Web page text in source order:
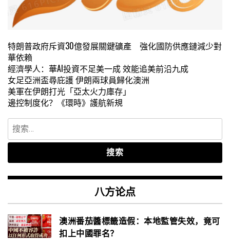
特朗普政府斥資30億發展關鍵礦產 強化國防供應鏈減少對
華依賴
經濟學人：華AI投資不足美一成 效能追美前沿九成
女足亞洲盃尋庇護 伊朗兩球員歸化澳洲
美軍在伊朗打光「亞太火力庫存」
邊控制度化？《環時》護航新規
搜
索：
八方论点
澳洲番茄醬標籤造假：本地監管失效，竟可
扣上中國罪名？